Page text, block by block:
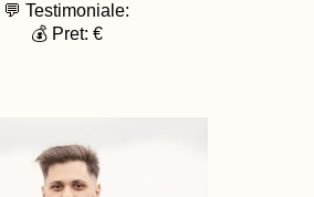
💬 Testimoniale:
💰 Pret: €